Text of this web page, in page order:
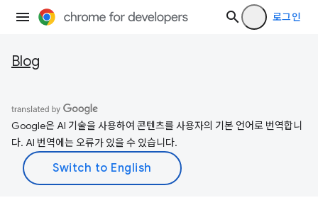
로그인
Blog
Google은 AI 기술을 사용하여 콘텐츠를 사용자의 기본 언어로 번역합니
다. AI 번역에는 오류가 있을 수 있습니다.